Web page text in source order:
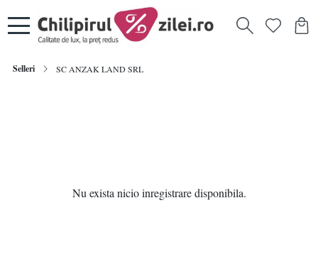
Selleri SC ANZAK LAND SRL
Nu exista nicio inregistrare disponibila.